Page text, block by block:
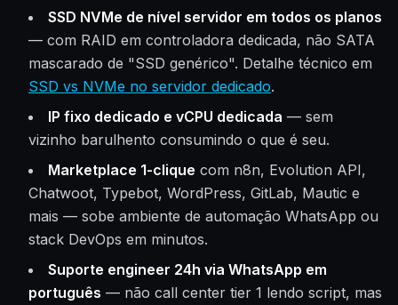
SSD NVMe de nível servidor em todos os planos
— com RAID em controladora dedicada, não SATA
mascarado de "SSD genérico". Detalhe técnico em
SSD vs NVMe no servidor dedicado.
IP fixo dedicado e vCPU dedicada — sem
vizinho barulhento consumindo o que é seu.
Marketplace 1-clique com n8n, Evolution API,
Chatwoot, Typebot, WordPress, GitLab, Mautic e
mais — sobe ambiente de automação WhatsApp ou
stack DevOps em minutos.
Suporte engineer 24h via WhatsApp em
português — não call center tier 1 lendo script, mas